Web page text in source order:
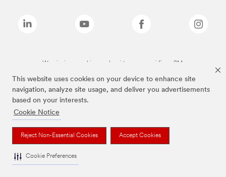
This website uses cookies on your device to enhance site
navigation, analyze site usage, and deliver you advertisements
based on your interests.
Cookie Notice
Reject Non-Essential Cookies Accept Cookies
Cookie Preferences
Wymienione marki są znakami towarowymi firmy 3M.